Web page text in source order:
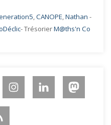
,CANOPE,Nathan -
- TrésorierM@ths'n Co